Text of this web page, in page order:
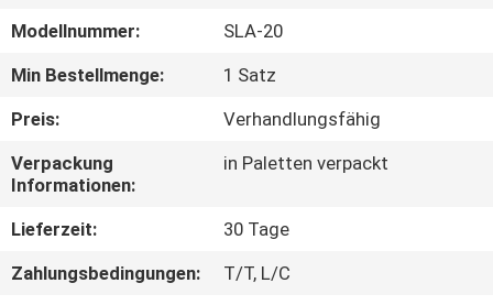
WERKSBESICHTIGUNG
QUALITÄTSKONTROLLE
KONTAKT
MIT
UNS
Modellnummer:
SLA-20
Min Bestellmenge:
1 Satz
Preis:
Verhandlungsfähig
Verpackung
Informationen:
in Paletten verpackt
Lieferzeit:
30 Tage
Zahlungsbedingungen:
T/T, L/C